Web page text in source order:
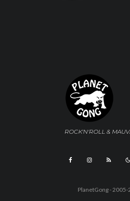
ROCK'N'ROLL &
PlanetGong - 2005-